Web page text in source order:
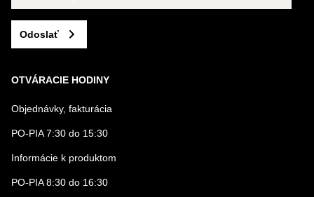
Odoslať
OTVÁRACIE HODINY
Objednávky, fakturácia
PO-PIA 7:30 do 15:30
Informácie k produktom
PO-PIA 8:30 do 16:30